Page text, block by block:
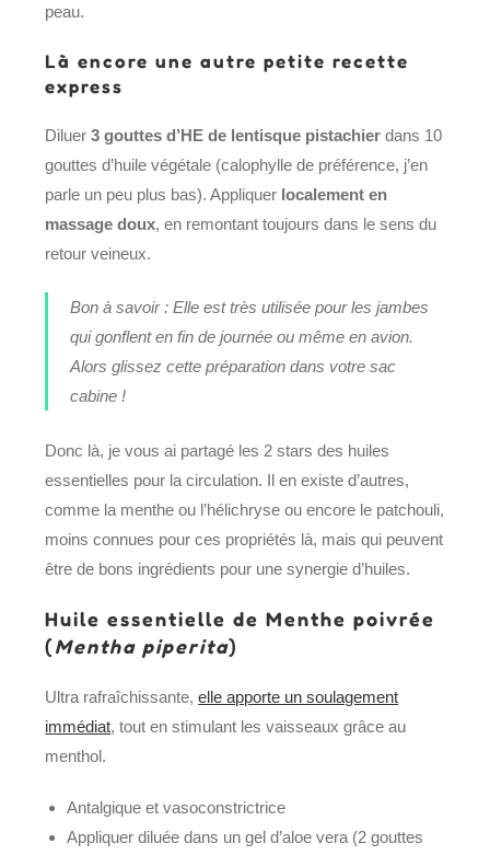
peau.
Là encore une autre petite recette
express
Diluer3 gouttes d’HE de lentisque pistachier dans 10
gouttes d’huile végétale (calophylle de préférence, j’en
parle un peu plus bas). Appliquer localement en
massage doux, en remontant toujours dans le sens du
retour veineux.
Bon à savoir : Elle est très utilisée pour les jambes
qui gonflent en fin de journée ou même en avion.
Alors glissez cette préparation dans votre sac
cabine !
Donc là, je vous ai partagé les 2 stars des huiles
essentielles pour la circulation. Il en existe d’autres,
comme la menthe ou l’hélichryse ou encore le patchouli,
moins connues pour ces propriétés là, mais qui peuvent
être de bons ingrédients pour une synergie d’huiles.
Huile essentielle de Menthe poivrée
(Mentha piperita)
Ultra rafraîchissante,elle apporte un soulagement
immédiat, tout en stimulant les vaisseaux grâce au
menthol.
Antalgique et vasoconstrictrice
Appliquer diluée dans un gel d’aloe vera (2 gouttes